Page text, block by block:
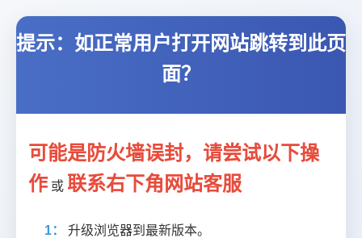
提示：如正常用户打开网站跳转到此页
面？
可能是防火墙误封，请尝试以下操
作 或 联系右下角网站客服
1： 升级浏览器到最新版本。